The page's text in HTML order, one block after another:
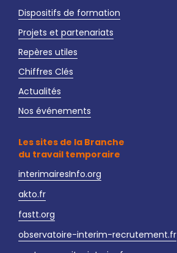
Dispositifs de formation
Projets et partenariats
Repères utiles
Chiffres Clés
Actualités
Nos événements
Les sites de la Branche
du travail temporaire
interimairesInfo.org
akto.fr
fastt.org
observatoire-interim-recrutement.fr